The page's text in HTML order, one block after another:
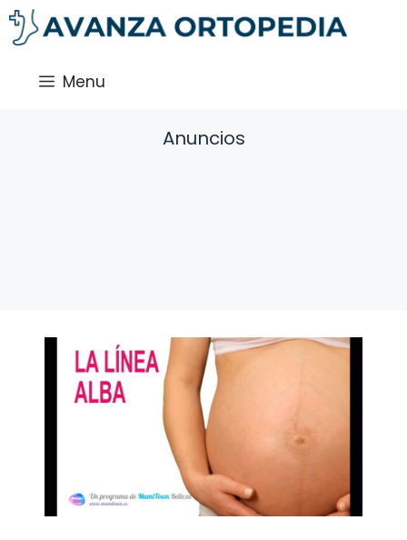
Saltar
al
Menu
Anuncios